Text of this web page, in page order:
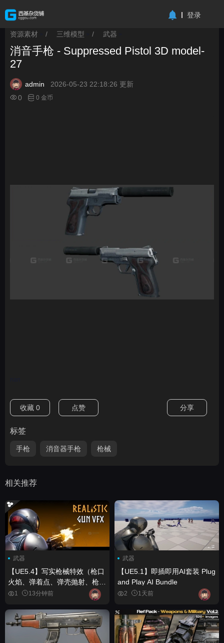
登录
资源素材 / 三维模型 / 武器
消音手枪 - Suppressed Pistol 3D model-
27
admin
2026-05-23 22:18:26 更新
0
0 金币
收藏 0 点赞 分享
标签
手枪 消音器手枪 枪械
相关推荐
武器
【UE5.4】写实枪械特效（枪口
火焰、弹着点、弹壳抛射、枪械
特效、VFX） Realistic Gun
Impact, Ejections, Gun VFX,
VFX)
1 13分钟前
武器
【UE5.1】即插即用AI套装 Plug
and Play AI Bundle
2 1天前